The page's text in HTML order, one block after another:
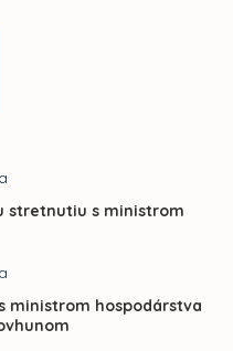
stretnutiu s ministrom
ministrom hospodárstva